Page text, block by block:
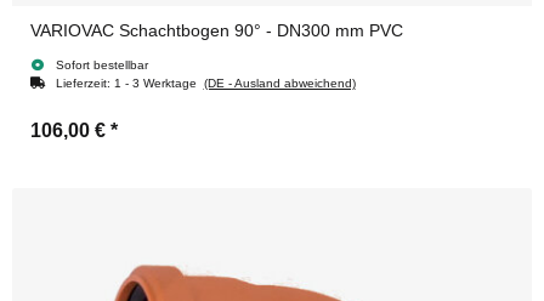
VARIOVAC Schachtbogen 90° - DN300 mm PVC
Sofort bestellbar
Lieferzeit: 1 - 3 Werktage (DE - Ausland abweichend)
106,00 € *